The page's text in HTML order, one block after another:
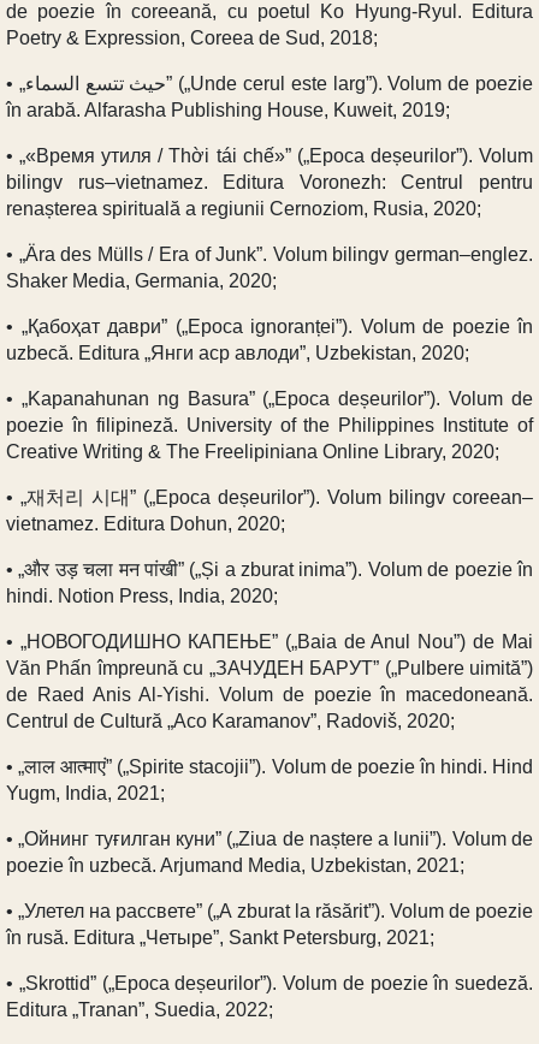
de poezie în coreeană, cu poetul Ko Hyung-Ryul. Editura
Poetry & Expression, Coreea de Sud, 2018;
• „حيث تتسع السماء” („Unde cerul este larg”). Volum de poezie
în arabă. Alfarasha Publishing House, Kuweit, 2019;
• „«Время утиля / Thời tái chế»” („Epoca deșeurilor”). Volum
bilingv rus–vietnamez. Editura Voronezh: Centrul pentru
renașterea spirituală a regiunii Cernoziom, Rusia, 2020;
• „Ära des Mülls / Era of Junk”. Volum bilingv german–englez.
Shaker Media, Germania, 2020;
• „Қабоҳат даври” („Epoca ignoranței”). Volum de poezie în
uzbecă. Editura „Янги аср авлоди”, Uzbekistan, 2020;
• „Kapanahunan ng Basura” („Epoca deșeurilor”). Volum de
poezie în filipineză. University of the Philippines Institute of
Creative Writing & The Freelipiniana Online Library, 2020;
• „재처리 시대” („Epoca deșeurilor”). Volum bilingv coreean–
vietnamez. Editura Dohun, 2020;
• „और उड़ चला मन पांखी” („Și a zburat inima”). Volum de poezie în
hindi. Notion Press, India, 2020;
• „НОВОГОДИШНО КАПЕЊЕ” („Baia de Anul Nou”) de Mai
Văn Phấn împreună cu „ЗАЧУДЕН БАРУТ” („Pulbere uimită”)
de Raed Anis Al-Yishi. Volum de poezie în macedoneană.
Centrul de Cultură „Aco Karamanov”, Radoviš, 2020;
• „लाल आत्माएं” („Spirite stacojii”). Volum de poezie în hindi. Hind
Yugm, India, 2021;
• „Ойнинг туғилган куни” („Ziua de naștere a lunii”). Volum de
poezie în uzbecă. Arjumand Media, Uzbekistan, 2021;
• „Улетел на рассвете” („A zburat la răsărit”). Volum de poezie
în rusă. Editura „Четыре”, Sankt Petersburg, 2021;
• „Skrottid” („Epoca deșeurilor”). Volum de poezie în suedeză.
Editura „Tranan”, Suedia, 2022;